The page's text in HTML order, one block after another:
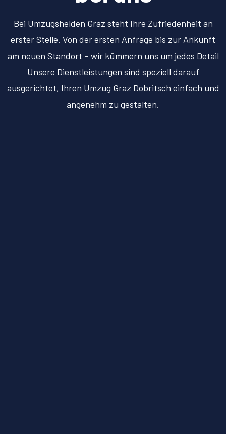
Bei Umzugshelden Graz steht Ihre Zufriedenheit an
erster Stelle. Von der ersten Anfrage bis zur Ankunft
am neuen Standort – wir kümmern uns um jedes Detail
Unsere Dienstleistungen sind speziell darauf
ausgerichtet, Ihren Umzug Graz Dobritsch einfach und
angenehm zu gestalten.